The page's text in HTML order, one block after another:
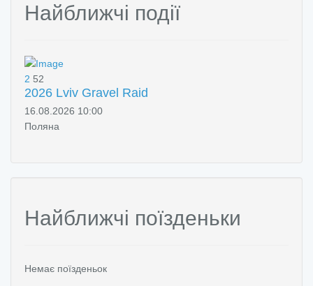
Найближчі події
2 52
2026 Lviv Gravel Raid
16.08.2026 10:00
Поляна
Найближчі поїзденьки
Немає поїзденьок